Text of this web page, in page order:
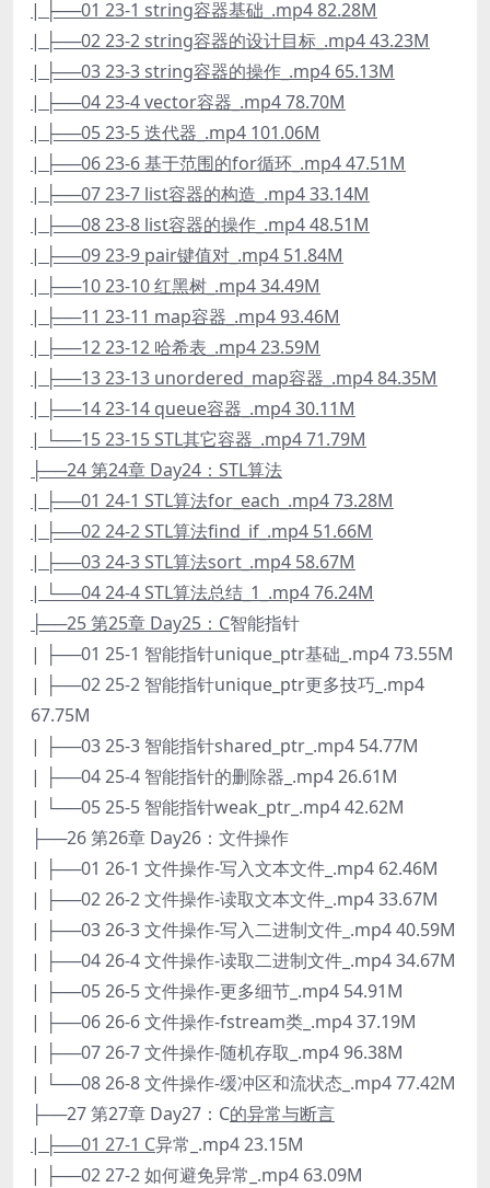
| ├──01 23-1 string容器基础_.mp4 82.28M
| ├──02 23-2 string容器的设计目标_.mp4 43.23M
| ├──03 23-3 string容器的操作_.mp4 65.13M
| ├──04 23-4 vector容器_.mp4 78.70M
| ├──05 23-5 迭代器_.mp4 101.06M
| ├──06 23-6 基于范围的for循环_.mp4 47.51M
| ├──07 23-7 list容器的构造_.mp4 33.14M
| ├──08 23-8 list容器的操作_.mp4 48.51M
| ├──09 23-9 pair键值对_.mp4 51.84M
| ├──10 23-10 红黑树_.mp4 34.49M
| ├──11 23-11 map容器_.mp4 93.46M
| ├──12 23-12 哈希表_.mp4 23.59M
| ├──13 23-13 unordered_map容器_.mp4 84.35M
| ├──14 23-14 queue容器_.mp4 30.11M
| └──15 23-15 STL其它容器_.mp4 71.79M
├──24 第24章 Day24：STL算法
| ├──01 24-1 STL算法for_each_.mp4 73.28M
| ├──02 24-2 STL算法find_if_.mp4 51.66M
| ├──03 24-3 STL算法sort_.mp4 58.67M
| └──04 24-4 STL算法总结_1_.mp4 76.24M
├──25 第25章 Day25：C智能指针
| ├──01 25-1 智能指针unique_ptr基础_.mp4 73.55M
| ├──02 25-2 智能指针unique_ptr更多技巧_.mp4
67.75M
| ├──03 25-3 智能指针shared_ptr_.mp4 54.77M
| ├──04 25-4 智能指针的删除器_.mp4 26.61M
| └──05 25-5 智能指针weak_ptr_.mp4 42.62M
├──26 第26章 Day26：文件操作
| ├──01 26-1 文件操作-写入文本文件_.mp4 62.46M
| ├──02 26-2 文件操作-读取文本文件_.mp4 33.67M
| ├──03 26-3 文件操作-写入二进制文件_.mp4 40.59M
| ├──04 26-4 文件操作-读取二进制文件_.mp4 34.67M
| ├──05 26-5 文件操作-更多细节_.mp4 54.91M
| ├──06 26-6 文件操作-fstream类_.mp4 37.19M
| ├──07 26-7 文件操作-随机存取_.mp4 96.38M
| └──08 26-8 文件操作-缓冲区和流状态_.mp4 77.42M
├──27 第27章 Day27：C的异常与断言
| ├──01 27-1 C异常_.mp4 23.15M
| ├──02 27-2 如何避免异常_.mp4 63.09M